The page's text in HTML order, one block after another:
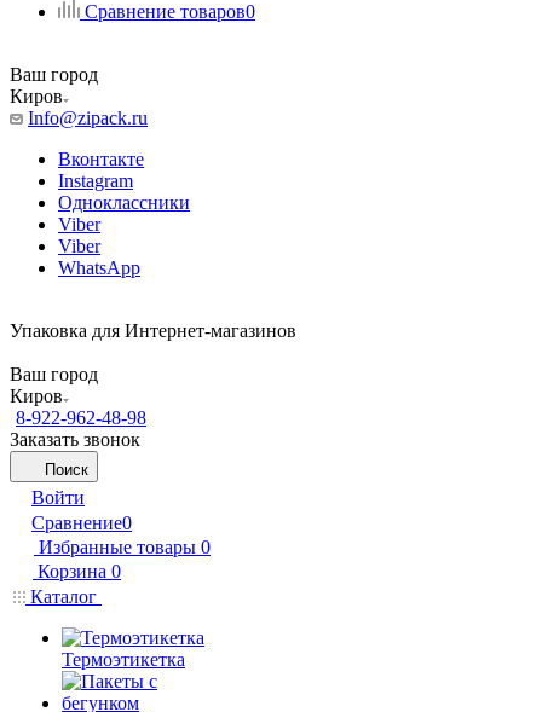
Сравнение товаров0
Ваш город
Киров
Info@zipack.ru
Вконтакте
Instagram
Одноклассники
Viber
Viber
WhatsApp
Упаковка для Интернет-магазинов
Ваш город
Киров
8-922-962-48-98
Заказать звонок
Поиск
Войти
Сравнение0
Избранные товары 0
Корзина 0
Каталог
Термоэтикетка